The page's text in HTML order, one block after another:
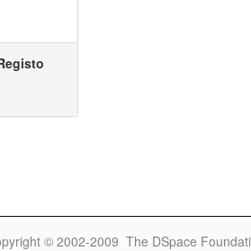
© 2002-2009 The DSpace